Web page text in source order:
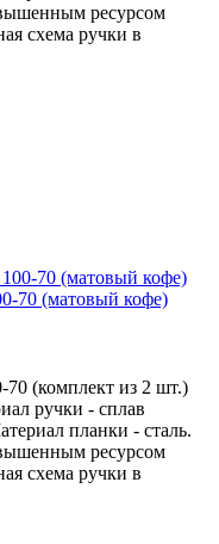
ресурсом
схема ручки в
70 (матовый кофе)
(комплект из 2 шт.)
ручки - сплав
планки - сталь.
ресурсом
схема ручки в